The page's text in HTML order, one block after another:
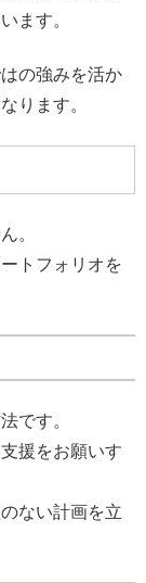
ます。
の強みを活か
ります。
。
トフォリオを
です。
援をお願いす
ない計画を立